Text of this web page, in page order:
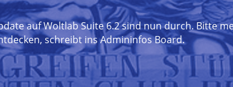
auf Woltlab Suite 6.2 sind nun durch. Bitte
schreibt ins Admininfos Board.